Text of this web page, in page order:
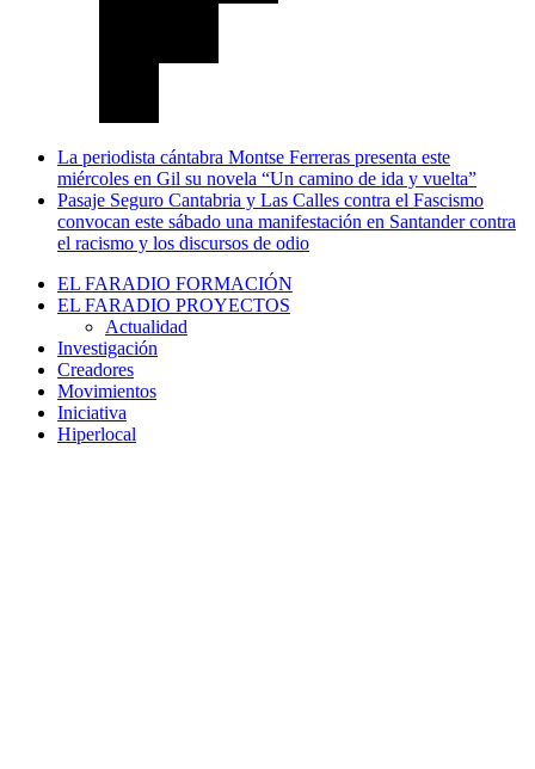
La periodista cántabra Montse Ferreras presenta este
miércoles en Gil su novela “Un camino de ida y vuelta”
Pasaje Seguro Cantabria y Las Calles contra el Fascismo
convocan este sábado una manifestación en Santander contra
el racismo y los discursos de odio
EL FARADIO FORMACIÓN
EL FARADIO PROYECTOS
Actualidad
Investigación
Creadores
Movimientos
Iniciativa
Hiperlocal